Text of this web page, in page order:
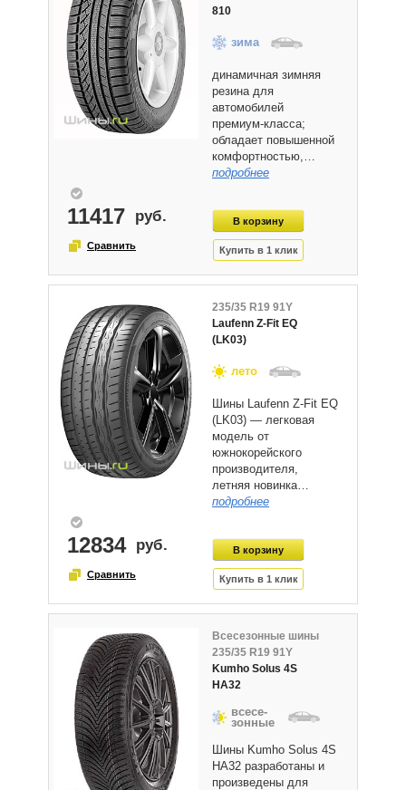
810
зима
динамичная зимняя
резина для
автомобилей
премиум-класса;
обладает повышенной
комфортностью,…
подробнее
11417
235/35 R19 91Y
Laufenn Z-Fit EQ
(LK03)
лето
Шины Laufenn Z-Fit EQ
(LK03) — легковая
модель от
южнокорейского
производителя,
летняя новинка…
подробнее
12834
Всесезонные шины
235/35 R19 91Y
Kumho Solus 4S
HA32
всесе-
зонные
Шины Kumho Solus 4S
HA32 разработаны и
произведены для